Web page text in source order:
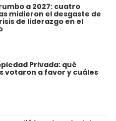
a 2027: cuatro
midieron el desgaste de
de liderazgo en el
Privada: qué
votaron a favor y cuáles